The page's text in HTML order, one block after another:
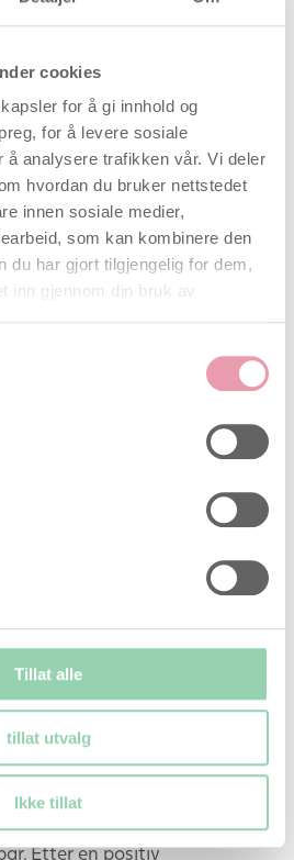
cookies
for å gi innhold og
for å levere sosiale
å analysere trafikken vår. Vi deler
hvordan du bruker nettstedet
innen sosiale medier,
som kan kombinere den
du har gjort tilgjengelig for dem,
inn gjennom din bruk av
Tillat alle
tillat utvalg
Ikke tillat
døgnet og er sikker og enkel
Testen forteller om det
i urinen. Du skal ta
i testperioden.
stiger ca. 24 til 36 timer før
vil testen bli positiv. Denne
2 dager, er de dagene du er
rundt omkring i Europa
ganger om dagen for ikke å
Noen kvinner opplever at
over en kort periode (under
gå glipp av en positiv test, er
to ganger om dagen,
og på samme tid hver dag.
om dagen får du et mer
for eggløsningen og
Etter en positiv